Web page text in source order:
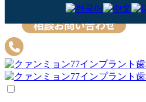
本文へスキップ